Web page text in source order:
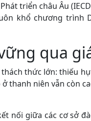
triển châu Âu
khổ chương trình
qua
thức lớn: thiếu
thanh niên vẫn còn
nối giữa các cơ sở